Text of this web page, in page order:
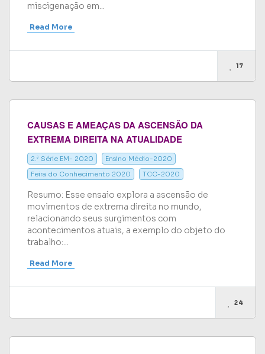
miscigenação em...
Read More
17
CAUSAS E AMEAÇAS DA ASCENSÃO DA
EXTREMA DIREITA NA ATUALIDADE
2.ª Série EM- 2020
Ensino Médio-2020
Feira do Conhecimento 2020
TCC-2020
Resumo: Esse ensaio explora a ascensão de
movimentos de extrema direita no mundo,
relacionando seus surgimentos com
acontecimentos atuais, a exemplo do objeto do
trabalho:...
Read More
24